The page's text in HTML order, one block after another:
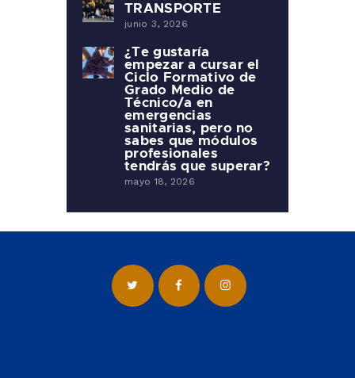
TRANSPORTE
junio 3, 2026
¿Te gustaría
empezar a cursar el
Ciclo Formativo de
Grado Medio de
Técnico/a en
emergencias
sanitarias, pero no
sabes que módulos
profesionales
tendrás que superar?
mayo 18, 2026